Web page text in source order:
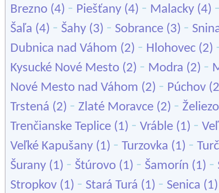
Brezno (4) - Piešťany (4) - Malacky (4)
Šaľa (4) - Šahy (3) - Sobrance (3) -
Dubnica nad Váhom (2) - Hlohovec (2)
Kysucké Nové Mesto (2) - Modra (2) -
Nové Mesto nad Váhom (2) - Púchov
Trstená (2) - Zlaté Moravce (2) -
Trenčianske Teplice (1) - Vráble (1) -
Veľké Kapušany (1) - Turzovka (1) -
Šurany (1) - Štúrovo (1) - Šamorín (1) -
Stropkov (1) - Stará Turá (1) - Senica